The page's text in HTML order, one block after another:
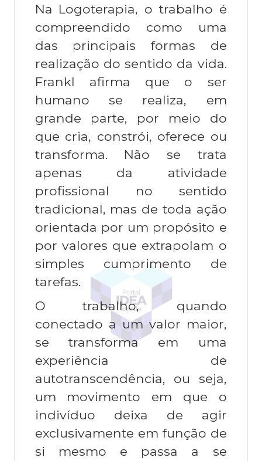
Na Logoterapia, o trabalho é
compreendido como uma
das principais formas de
realização do sentido da vida.
Frankl afirma que o ser
humano se realiza, em
grande parte, por meio do
que cria, constrói, oferece ou
transforma. Não se trata
apenas da atividade
profissional no sentido
tradicional, mas de toda ação
orientada por um propósito e
por valores que extrapolam o
simples cumprimento de
tarefas.
O trabalho, quando
conectado a um valor maior,
se transforma em uma
experiência de
autotranscendência, ou seja,
um movimento em que o
indivíduo deixa de agir
exclusivamente em função de
si mesmo e passa a se